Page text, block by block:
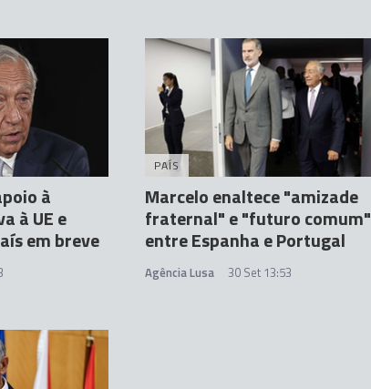
à
à UE e
em breve
PAÍS
Marcelo enaltece "amizade
fraternal" e "futuro comum"
entre Espanha e Portugal
Agência Lusa 30 Set 13:53